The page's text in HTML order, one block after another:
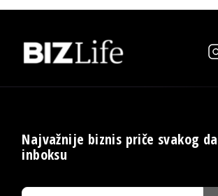
Najvažnije biznis priče svakog
inboksu